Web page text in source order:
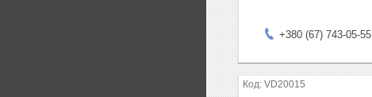
+380 (67) 743-05-55
VD20015